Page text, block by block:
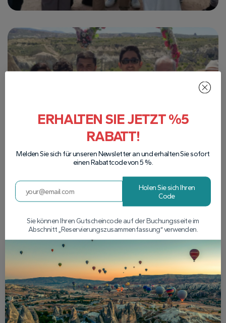
ERHALTEN SIE JETZT %5
RABATT!
Melden Sie sich für unseren Newsletter an und erhalten Sie sofort
einen Rabattcode von 5 %.
Holen Sie sich Ihren
Code
Sie können Ihren Gutscheincode auf der Buchungsseite im
Abschnitt „Reservierungszusammenfassung“ verwenden.